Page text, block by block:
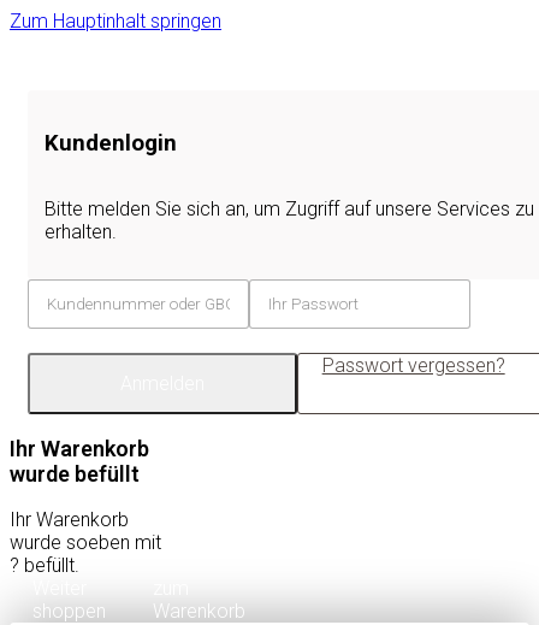
Zum Hauptinhalt springen
Kundenlogin
Bitte melden Sie sich an, um Zugriff auf unsere Services zu
erhalten.
Passwort vergessen?
Ihr Warenkorb
wurde befüllt
Ihr Warenkorb
wurde soeben mit
? befüllt.
shoppen
Warenkorb